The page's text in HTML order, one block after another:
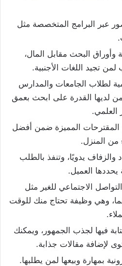
عبر البرامج المتخصصة مثل
وأوراق البحث مقابل المال،
تجيد اللغات الأجنبية.
لطلاب الجامعات والمدارس
لديها القدرة على ابحث بعمق
العلمي.
المقترحات المميزة ضمن أفضل
من المنزل.
والزفاف يدويًا، وتنفذ بالطلب
العميل.
الاجتماعي للغير مثل
وهي وظيفة تحتاج منك للوقت
فيها لجذب الجمهور، ويمكنك
لإضافة مقالات جذابة.
بمهارة وبيعها لمن يطلبها.